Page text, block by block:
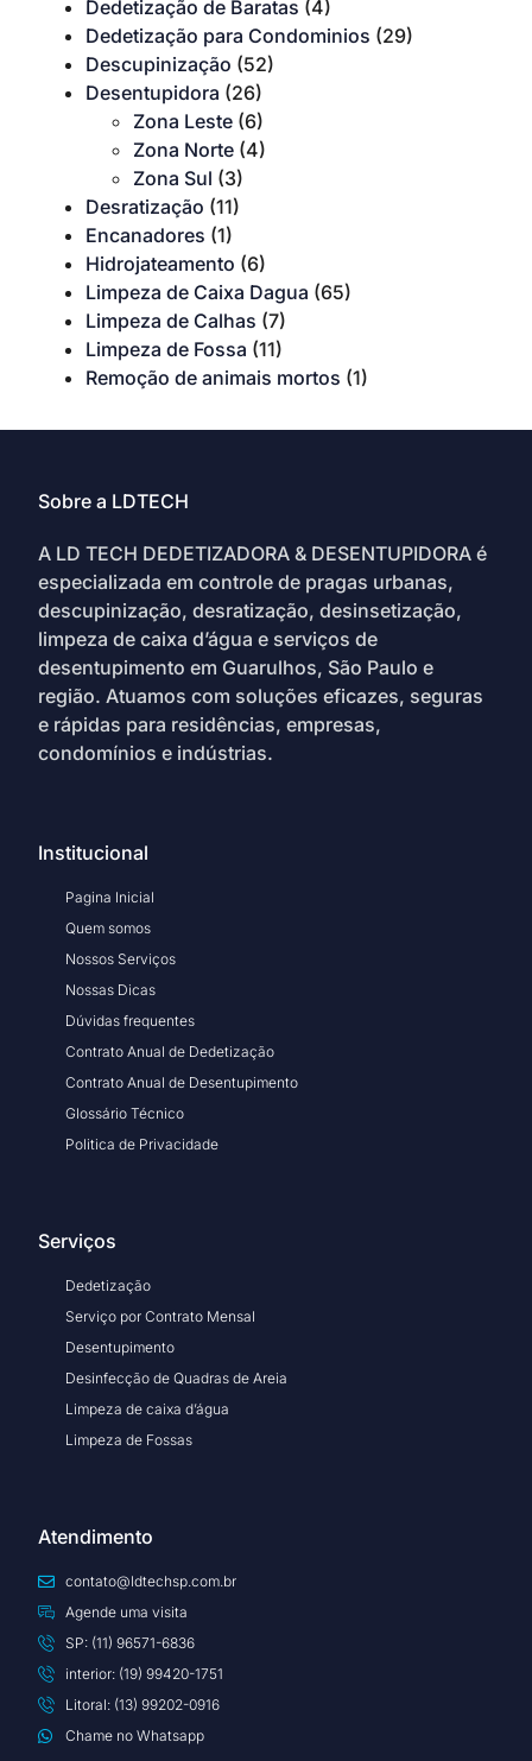
Dedetização de Baratas (4)
Dedetização para Condominios (29)
Descupinização (52)
Desentupidora (26)
Zona Leste (6)
Zona Norte (4)
Zona Sul (3)
Desratização (11)
Encanadores (1)
Hidrojateamento (6)
Limpeza de Caixa Dagua (65)
Limpeza de Calhas (7)
Limpeza de Fossa (11)
Remoção de animais mortos (1)
Sobre a LDTECH
A LD TECH DEDETIZADORA & DESENTUPIDORA é
especializada em controle de pragas urbanas,
descupinização, desratização, desinsetização,
limpeza de caixa d’água e serviços de
desentupimento em Guarulhos, São Paulo e
região. Atuamos com soluções eficazes, seguras
e rápidas para residências, empresas,
condomínios e indústrias.
Institucional
Pagina Inicial
Quem somos
Nossos Serviços
Nossas Dicas
Dúvidas frequentes
Contrato Anual de Dedetização
Contrato Anual de Desentupimento
Glossário Técnico
Politica de Privacidade
Serviços
Dedetização
Serviço por Contrato Mensal
Desentupimento
Desinfecção de Quadras de Areia
Limpeza de caixa d’água
Limpeza de Fossas
Atendimento
contato@ldtechsp.com.br
Agende uma visita
SP: (11) 96571-6836
interior: (19) 99420-1751
Litoral: (13) 99202-0916
Chame no Whatsapp